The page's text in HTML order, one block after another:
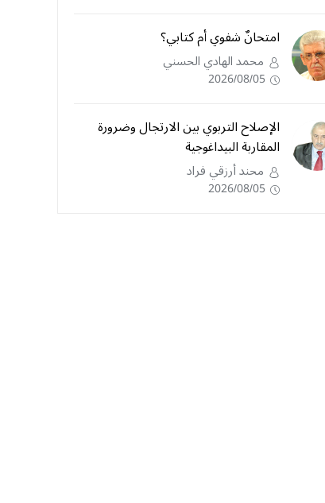
امتحانٌ شفوي أم كتابي؟
محمد الهادي الحسني
2026/08/05
الإصلاح التربوي بين الارتجال وضرورة
المقاربة البيداغوجية
محند أرزقي فراد
2026/08/05